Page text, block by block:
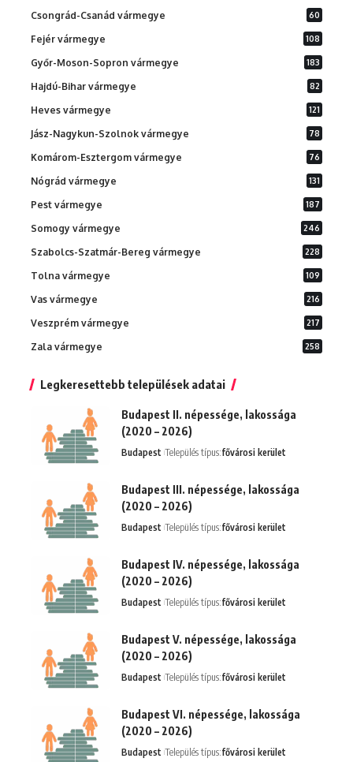
Csongrád-Csanád vármegye 60
Fejér vármegye 108
Győr-Moson-Sopron vármegye 183
Hajdú-Bihar vármegye 82
Heves vármegye 121
Jász-Nagykun-Szolnok vármegye 78
Komárom-Esztergom vármegye 76
Nógrád vármegye 131
Pest vármegye 187
Somogy vármegye 246
Szabolcs-Szatmár-Bereg vármegye 228
Tolna vármegye 109
Vas vármegye 216
Veszprém vármegye 217
Zala vármegye 258
Legkeresettebb települések adatai
Budapest II. népessége, lakossága
(2020 – 2026)
Budapest Település típus:fővárosi kerület
Budapest III. népessége, lakossága
(2020 – 2026)
Budapest Település típus:fővárosi kerület
Budapest IV. népessége, lakossága
(2020 – 2026)
Budapest Település típus:fővárosi kerület
Budapest V. népessége, lakossága
(2020 – 2026)
Budapest Település típus:fővárosi kerület
Budapest VI. népessége, lakossága
(2020 – 2026)
Budapest Település típus:fővárosi kerület